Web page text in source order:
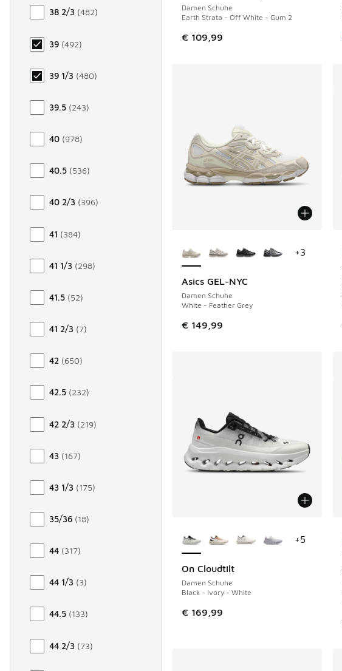
38 2/3 (482)
39 (492)
39 1/3 (480)
39.5 (243)
40 (978)
40.5 (536)
40 2/3 (396)
41 (384)
41 1/3 (298)
41.5 (52)
41 2/3 (7)
42 (650)
42.5 (232)
42 2/3 (219)
43 (167)
43 1/3 (175)
35/36 (18)
44 (317)
44 1/3 (3)
44.5 (133)
44 2/3 (73)
Damen Schuhe
Earth Strata - Off White - Gum 2
€ 109,99
Asics GEL-NYC
Damen Schuhe
White - Feather Grey
€ 149,99
+3
On Cloudtilt
Damen Schuhe
Black - Ivory - White
€ 169,99
+5